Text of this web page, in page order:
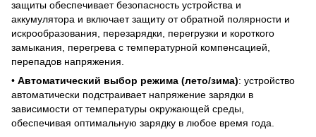
защиты обеспечивает безопасность устройства и
аккумулятора и включает защиту от обратной полярности и
искрообразования, перезарядки, перегрузки и короткого
замыкания, перегрева с температурной компенсацией,
перепадов напряжения.
• Автоматический выбор режима (лето/зима): устройство
автоматически подстраивает напряжение зарядки в
зависимости от температуры окружающей среды,
обеспечивая оптимальную зарядку в любое время года.